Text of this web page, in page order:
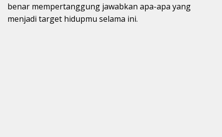
benar mempertanggung jawabkan apa-apa yang
menjadi target hidupmu selama ini.